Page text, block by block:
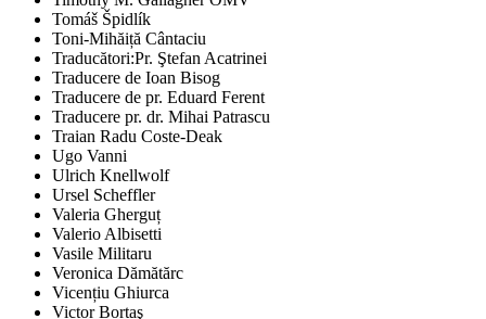
Tomáš Špidlík
Toni-Mihăiță Cântaciu
Traducători:Pr. Ştefan Acatrinei
Traducere de Ioan Bisog
Traducere de pr. Eduard Ferent
Traducere pr. dr. Mihai Patrascu
Traian Radu Coste-Deak
Ugo Vanni
Ulrich Knellwolf
Ursel Scheffler
Valeria Gherguț
Valerio Albisetti
Vasile Militaru
Veronica Dămătărc
Vicențiu Ghiurca
Victor Bortaş